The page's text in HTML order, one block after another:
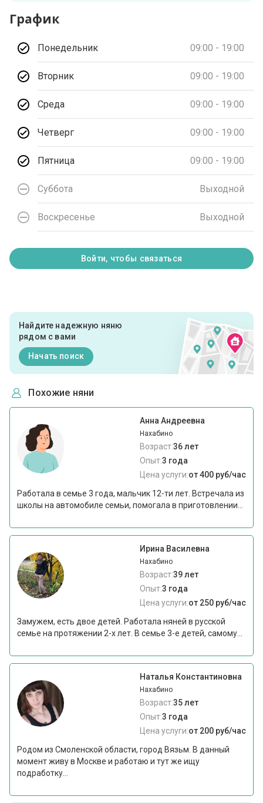
График
Понедельник 09:00 - 19:00
Вторник 09:00 - 19:00
Среда 09:00 - 19:00
Четверг 09:00 - 19:00
Пятница 09:00 - 19:00
Суббота Выходной
Воскресенье Выходной
Войти, чтобы связаться
Найдите надежную няню
рядом с вами
Начать поиск
Похожие няни
Анна Андреевна
Нахабино
Возраст:36 лет
Опыт:3 года
Цена услуги:от 400 руб/час
Работала в семье 3 года, мальчик 12-ти лет. Встречала из
школы на автомобиле семьи, помогала в приготовлении...
Ирина Василевна
Нахабино
Возраст:39 лет
Опыт:3 года
Цена услуги:от 250 руб/час
Замужем, есть двое детей. Работала няней в русской
семье на протяжении 2-х лет. В семье 3-е детей, самому...
Наталья Константиновна
Нахабино
Возраст:35 лет
Опыт:3 года
Цена услуги:от 200 руб/час
Родом из Смоленской области, город Вязьм. В данный
момент живу в Москве и работаю и тут же ищу
подработку...